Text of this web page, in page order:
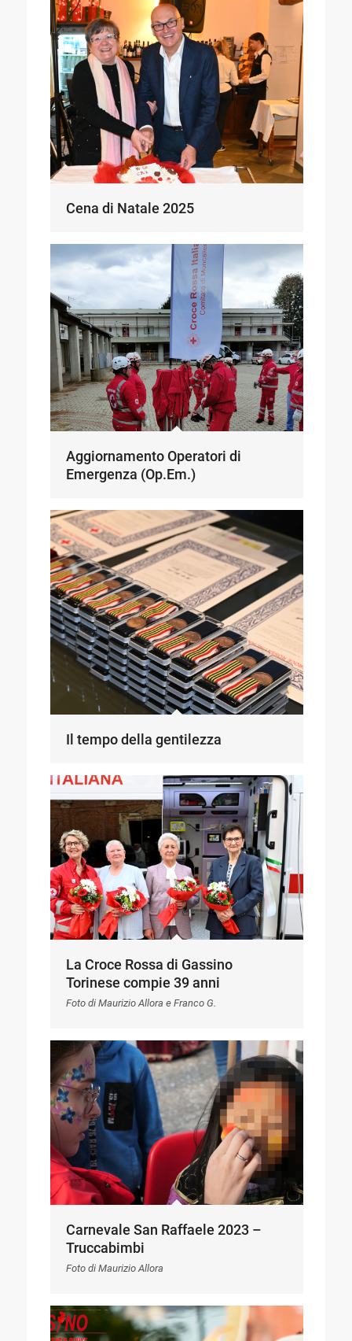
Cena di Natale 2025
Aggiornamento Operatori di
Emergenza (Op.Em.)
Il tempo della gentilezza
La Croce Rossa di Gassino
Torinese compie 39 anni
Foto di Maurizio Allora e Franco G.
Carnevale San Raffaele 2023 –
Truccabimbi
Foto di Maurizio Allora